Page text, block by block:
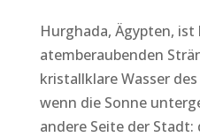
Hurghada, Ägypten,
atemberaubenden
kristallklare Wasser
wenn die Sonne
andere Seite der Stadt: